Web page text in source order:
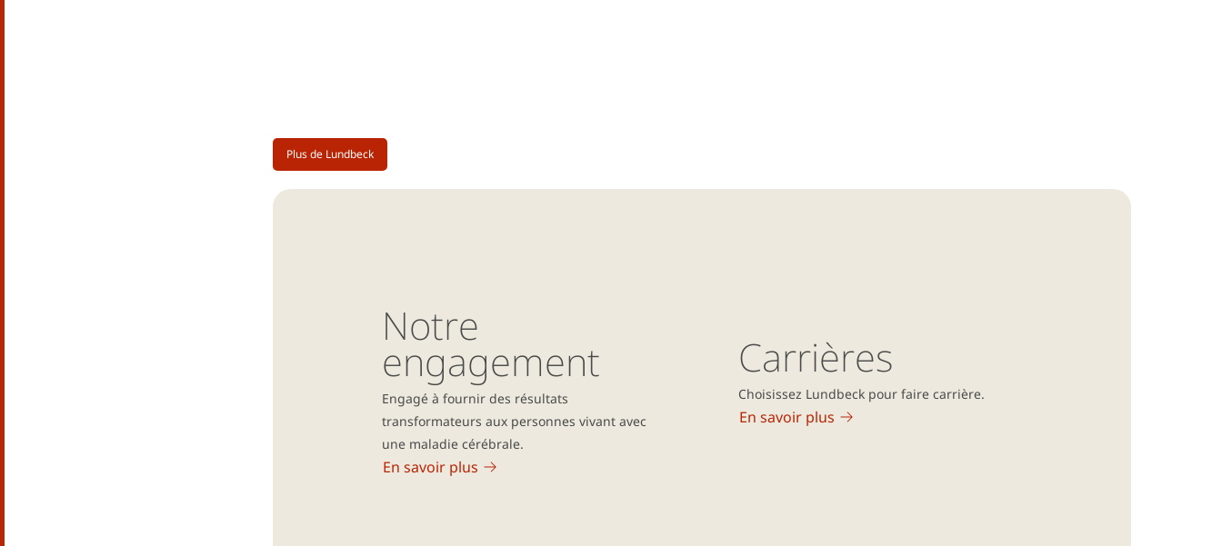
Plus de Lundbeck
Notre
engagement
Engagé à fournir des résultats
transformateurs aux personnes vivant avec
une maladie cérébrale.
En savoir plus
Carrières
Choisissez Lundbeck pour faire carrière.
En savoir plus